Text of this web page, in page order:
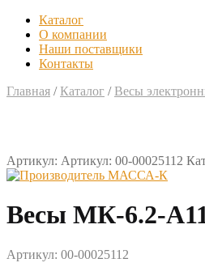
Каталог
О компании
Наши поставщики
Контакты
Главная / Каталог / Весы
Артикул: Артикул: 00-00025112
Весы МК-6.2-
Артикул: 00-00025112